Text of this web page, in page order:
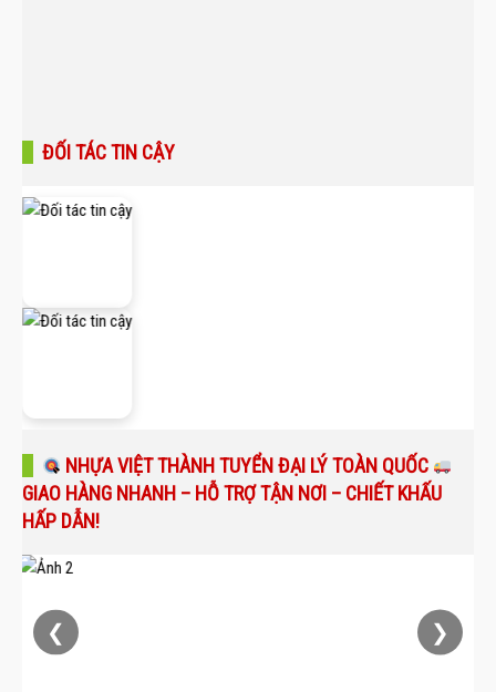
ĐỐI TÁC TIN CẬY
NHỰA VIỆT THÀNH TUYỂN ĐẠI LÝ TOÀN QUỐC
GIAO HÀNG NHANH – HỖ TRỢ TẬN NƠI – CHIẾT KHẤU
HẤP DẪN!
❮ ❯